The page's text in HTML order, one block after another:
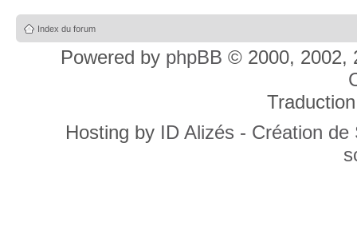
Index du forum
Powered by phpBB © 2000, 2002,
Hosting by ID Alizés - Création